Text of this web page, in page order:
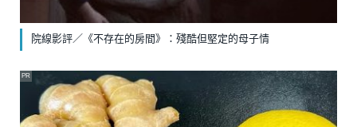
院線影評／《不存在的房間》：殘酷但堅定的母子情
PR